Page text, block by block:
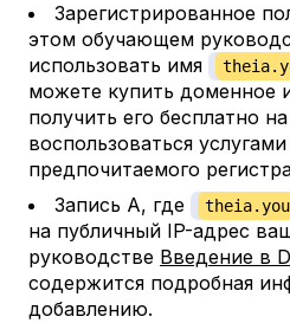
Зарегистрированное
этом обучающем
использовать имя
можете купить доменное
получить его бесплатно на
воспользоваться
предпочитаемого
Запись A, где
на публичный IP-адрес
руководстве Введение в
содержится подробная
добавлению.